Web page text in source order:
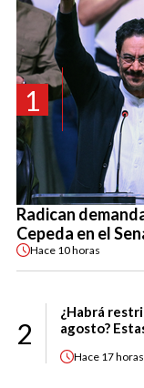
1
Radican
Cepeda en el
Hace 10 horas
2
¿Habrá
agosto?
Hace 17 horas